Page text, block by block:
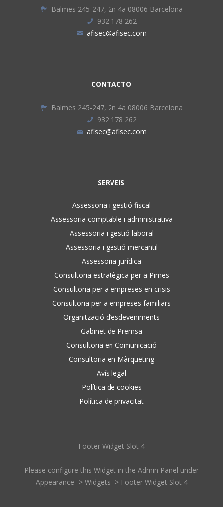
Balmes 245-247, 2n 4a 08006 Barcelona
932 178 262
afisec@afisec.com
CONTACTO
Balmes 245-247, 2n 4a 08006 Barcelona
932 178 262
afisec@afisec.com
SERVEIS
Assessoria i gestió fiscal
Assessoria comptable i administrativa
Assessoria i gestió laboral
Assessoria i gestió mercantil
Assessoria jurídica
Consultoria estratègica per a Pimes
Consultoria per a empreses en crisis
Consultoria per a empreses familiars
Organització d’esdeveniments
Gabinet de Premsa
Consultoria en Comunicació
Consultoria en Màrqueting
Avís legal
Política de cookies
Política de privacitat
Footer Widget Slot 4
Please configure this Widget in the Admin Panel under
Appearance -> Widgets -> Footer Widget Slot 4